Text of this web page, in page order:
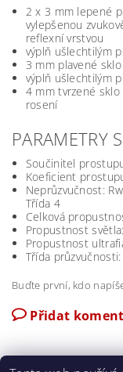
2 x 3 mm lepené
vylepšenou
reflexní vrstvou
výplň ušlechtilým
3 mm plavené
výplň ušlechtilým
4 mm tvrzené
rosení
PARAMETRY
Součinitel
Koeficient
Neprůzvučnost:
Třída 4
Celková
Propustnost
Propustnost
Třída
Buďte první, kdo
Přidat